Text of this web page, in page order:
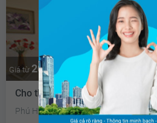
Giá từ 20.2 triệu Thương lượng
Cho thuê biệt thự liền kề
Phú Hữu, Quận 9, Tp Hồ Chí Minh